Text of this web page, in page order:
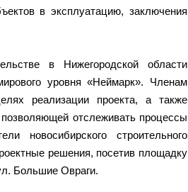
в эксплуатацию, заключения
в Нижегородской области
уровня «Неймарк». Членам
реализации проекта, а также
отслеживать процессы
новосибирского строительного
решения, посетив площадку
Большие Овраги.